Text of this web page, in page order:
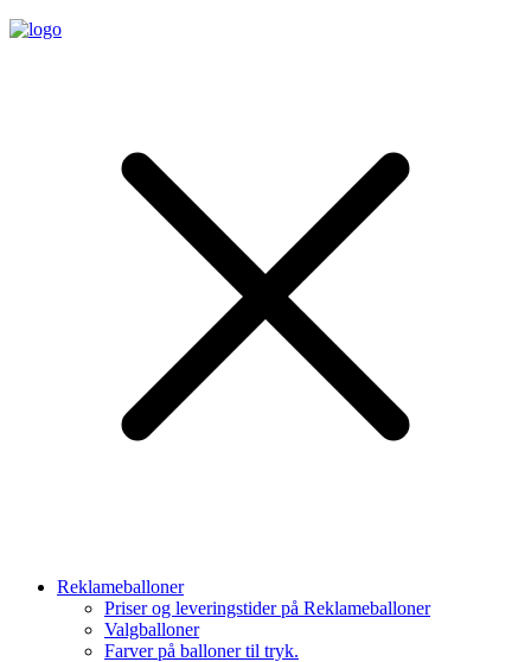
Reklameballoner
Priser og leveringstider på Reklameballoner
Valgballoner
Farver på balloner til tryk.